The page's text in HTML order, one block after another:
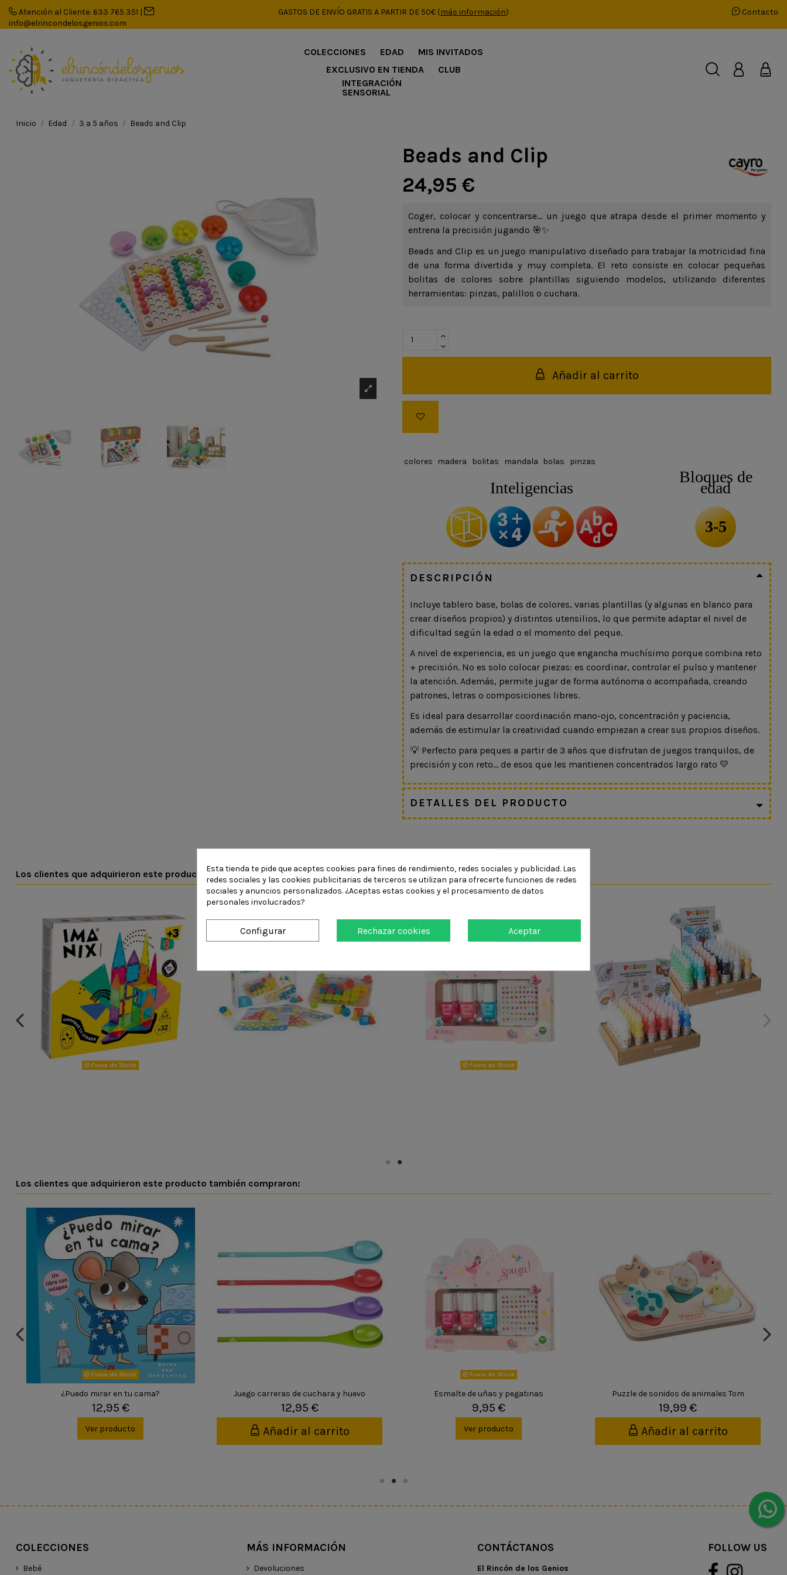
Atención al Cliente: 633 765 351 |
info@elrincondelosgenios.com
GASTOS DE ENVÍO GRATIS A PARTIR DE 50€ (más información) Contacto
COLECCIONES EDAD
MIS INVITADOS
EXCLUSIVO EN TIENDA
CLUB
INTEGRACIÓN
SENSORIAL
Inicio Edad 3 a 5 años Beads and Clip
Beads and Clip
24,95 €
Coger, colocar y concentrarse… un juego que atrapa desde el primer momento y
entrena la precisión jugando 🎯✨
Beads and Clip es un juego manipulativo diseñado para trabajar la motricidad fina
de una forma divertida y muy completa. El reto consiste en colocar pequeñas
bolitas de colores sobre plantillas siguiendo modelos, utilizando diferentes
herramientas: pinzas, palillos o cuchara.
Añadir al carrito
colores madera bolitas mandala bolas pinzas
Inteligencias
Bloques de
edad
3-5
DESCRIPCIÓN
Incluye tablero base, bolas de colores, varias plantillas (y algunas en blanco para
crear diseños propios) y distintos utensilios, lo que permite adaptar el nivel de
dificultad según la edad o el momento del peque.
A nivel de experiencia, es un juego que engancha muchísimo porque combina reto
+ precisión. No es solo colocar piezas: es coordinar, controlar el pulso y mantener
la atención. Además, permite jugar de forma autónoma o acompañada, creando
patrones, letras o composiciones libres.
Es ideal para desarrollar coordinación mano-ojo, concentración y paciencia,
además de estimular la creatividad cuando empiezan a crear sus propios diseños.
💡 Perfecto para peques a partir de 3 años que disfrutan de juegos tranquilos, de
precisión y con reto… de esos que les mantienen concentrados largo rato 💛
DETALLES DEL PRODUCTO
Los clientes que adquirieron este producto también compraron:
Fuera de Stock Fuera de Stock
Los clientes que adquirieron este producto también compraron:
Fuera de Stock
¿Puedo mirar en tu cama?
12,95 €
Ver producto
Juego carreras de cuchara y huevo
12,95 €
Añadir al carrito
Fuera de Stock
Esmalte de uñas y pegatinas
9,95 €
Ver producto
Puzzle de sonidos de animales Tom
19,99 €
Añadir al carrito
COLECCIONES
Bebé
MÁS INFORMACIÓN
Devoluciones
CONTÁCTANOS
El Rincón de los Genios
FOLLOW US
Esta tienda te pide que aceptes cookies para fines de rendimiento, redes sociales y publicidad. Las
redes sociales y las cookies publicitarias de terceros se utilizan para ofrecerte funciones de redes
sociales y anuncios personalizados. ¿Aceptas estas cookies y el procesamiento de datos
personales involucrados?
Aceptar
Rechazar cookies
Configurar